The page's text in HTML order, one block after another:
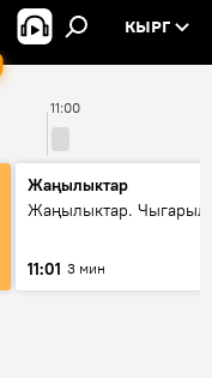
КЫРГ
11:00
Жаңылыктар
Жаңылыктар.
11:01 3 мин